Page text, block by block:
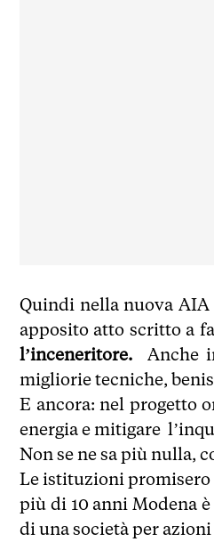
Quindi nella nuova
apposito atto scritto a
l’inceneritore. Anche
migliorie tecniche,
E ancora: nel progetto
energia e mitigare
Non se ne sa più nulla,
Le istituzioni promisero
più di 10 anni Modena
di una società per